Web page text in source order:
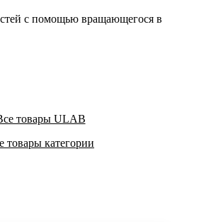
с помощью вращающегося в
товары ULAB
товары категории